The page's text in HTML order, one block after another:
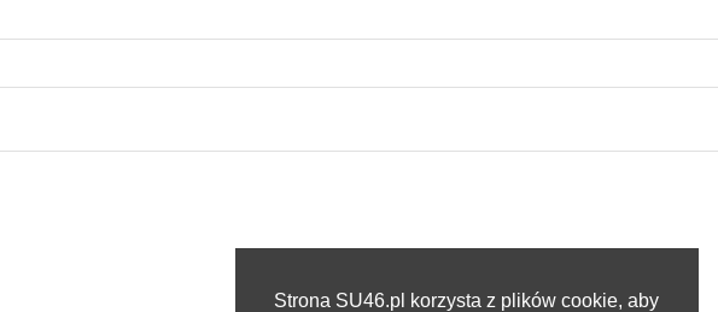
Strona SU46.pl korzysta z plików cookie, aby